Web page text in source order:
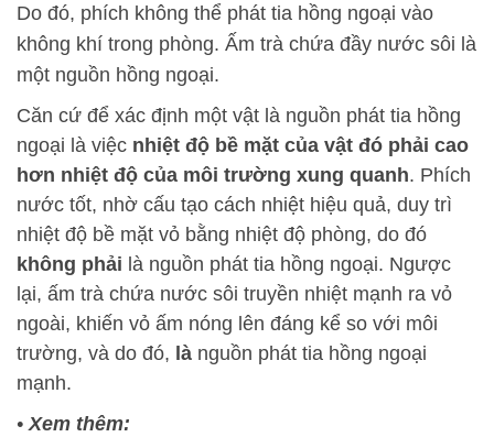
Do đó, phích không thể phát tia hồng ngoại vào
không khí trong phòng. Ấm trà chứa đầy nước sôi là
một nguồn hồng ngoại.
Căn cứ để xác định một vật là nguồn phát tia hồng
ngoại là việc nhiệt độ bề mặt của vật đó phải cao
hơn nhiệt độ của môi trường xung quanh. Phích
nước tốt, nhờ cấu tạo cách nhiệt hiệu quả, duy trì
nhiệt độ bề mặt vỏ bằng nhiệt độ phòng, do đó
không phải là nguồn phát tia hồng ngoại. Ngược
lại, ấm trà chứa nước sôi truyền nhiệt mạnh ra vỏ
ngoài, khiến vỏ ấm nóng lên đáng kể so với môi
trường, và do đó, là nguồn phát tia hồng ngoại
mạnh.
•Xem thêm: